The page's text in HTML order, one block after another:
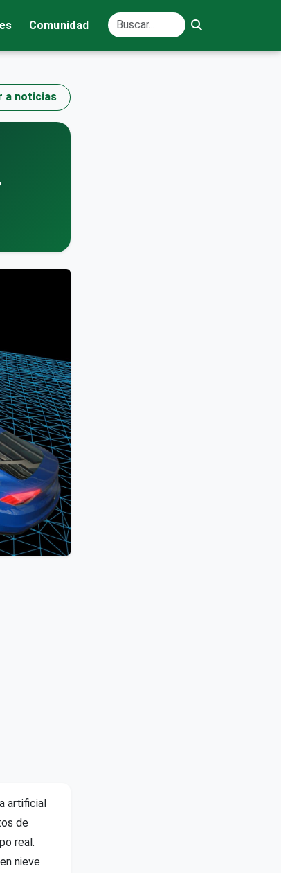
Comunidad
a noticias
artificial
de
real.
nieve